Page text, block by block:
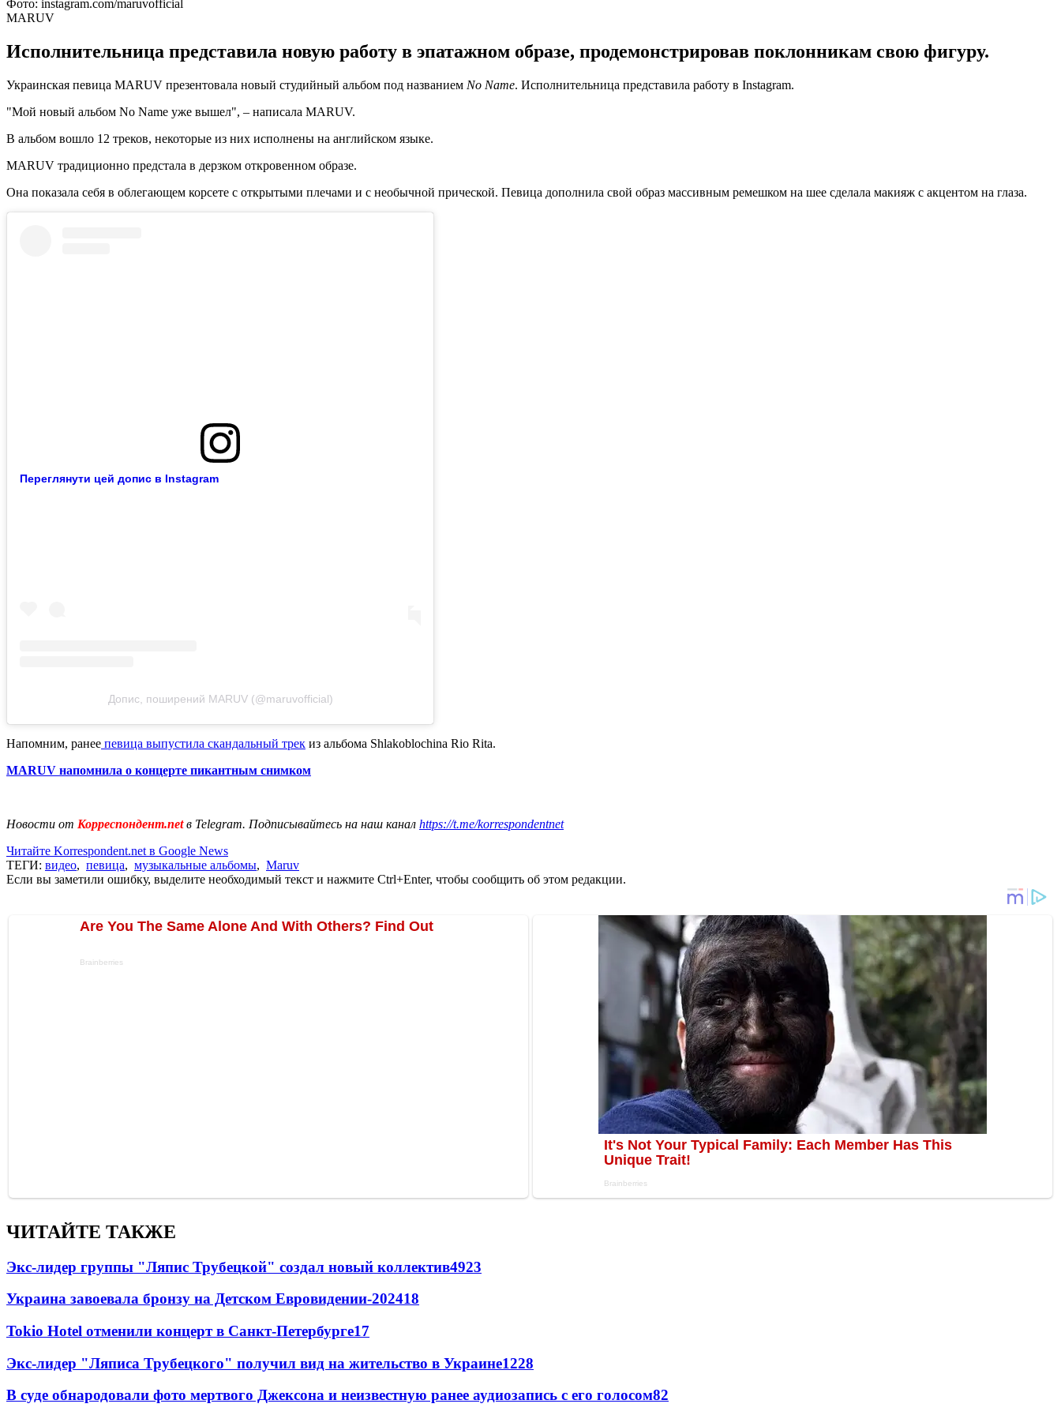
Фото: instagram.com/maruvofficial
MARUV
Исполнительница представила новую работу в эпатажном образе, продемонстрировав поклонникам свою фигуру.
Украинская певица MARUV презентовала новый студийный альбом под названием No Name. Исполнительница представила работу в Instagram.
"Мой новый альбом No Name уже вышел", – написала MARUV.
В альбом вошло 12 треков, некоторые из них исполнены на английском языке.
MARUV традиционно предстала в дерзком откровенном образе.
Она показала себя в облегающем корсете с открытыми плечами и с необычной прической. Певица дополнила свой образ массивным ремешком на шее сделала макияж с акцентом на глаза.
Переглянути цей допис в Instagram
Допис, поширений MARUV (@maruvofficial)
Напомним, ранее певица выпустила скандальный трек из альбома Shlakoblochina Rio Rita.
MARUV напомнила о концерте пикантным снимком
Новости от Корреспондент.netв Telegram. Подписывайтесь на наш канал https://t.me/korrespondentnet
Читайте Korrespondent.net в Google News
ТЕГИ: видео, певица, музыкальные альбомы, Maruv
Если вы заметили ошибку, выделите необходимый текст и нажмите Ctrl+Enter, чтобы сообщить об этом редакции.
ЧИТАЙТЕ ТАКЖЕ
Экс-лидер группы "Ляпис Трубецкой" создал новый коллектив4923
Украина завоевала бронзу на Детском Евровидении-202418
Tokio Hotel отменили концерт в Санкт-Петербурге17
Экс-лидер "Ляписа Трубецкого" получил вид на жительство в Украине1228
В суде обнародовали фото мертвого Джексона и неизвестную ранее аудиозапись с его голосом82